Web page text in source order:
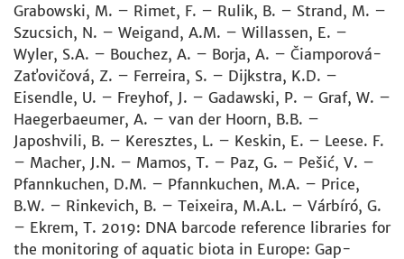
Grabowski, M. – Rimet, F. – Rulik, B. – Strand, M. –
Szucsich, N. – Weigand, A.M. – Willassen, E. –
Wyler, S.A. – Bouchez, A. – Borja, A. – Čiamporová-
Zaťovičová, Z. – Ferreira, S. – Dijkstra, K.D. –
Eisendle, U. – Freyhof, J. – Gadawski, P. – Graf, W. –
Haegerbaeumer, A. – van der Hoorn, B.B. –
Japoshvili, B. – Keresztes, L. – Keskin, E. – Leese. F.
– Macher, J.N. – Mamos, T. – Paz, G. – Pešić, V. –
Pfannkuchen, D.M. – Pfannkuchen, M.A. – Price,
B.W. – Rinkevich, B. – Teixeira, M.A.L. – Várbíró, G.
– Ekrem, T. 2019: DNA barcode reference libraries for
the monitoring of aquatic biota in Europe: Gap-